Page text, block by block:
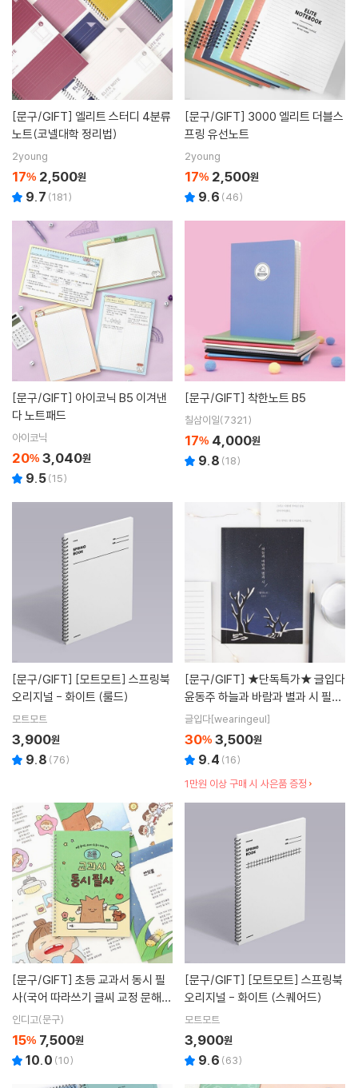
[문구/GIFT]
노트(코넬대학 정리법)
2young
17% 2,500원
9.7 (181)
[문구/GIFT]
프링 유선노트
2young
17% 2,500원
9.6 (46)
[문구/GIFT]
다 노트패드
아이코닉
20% 3,040원
9.5(15)
[문구/GIFT] 착한노트 B5
칠삼이일(7321)
17% 4,000원
9.8 (18)
[문구/GIFT]
오리지널 - 화이트 (룰드)
모트모트
3,900원
9.8 (76)
[문구/GIFT]
윤동주 하늘과 바람과 별과 시 필사
노트 B6
글입다[wearingeul]
1만원 이상 구매 시 사은품 증정
30% 3,500원
9.4 (16)
[문구/GIFT]
사(국어 따라쓰기 글씨 교정 문해
력)
인디고(문구)
15% 7,500원
10.0 (10)
[문구/GIFT]
오리지널 - 화이트 (스퀘어드)
모트모트
3,900원
9.6 (63)